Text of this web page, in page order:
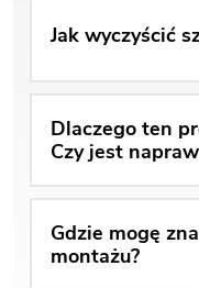
Jak wyczyścić
Dlaczego ten
Czy jest
Gdzie mogę
montażu?